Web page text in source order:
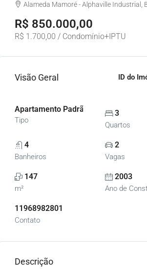
Alameda Mamoré - Alphaville Industrial,
R$ 850.000,00
R$ 1.700,00 / Condomínio+IPTU
Visão Geral ID do
Apartamento Padrão, Apartamentos
Tipo
3
Quartos
4
Banheiros
2
Vagas
147
m²
2003
Ano de
11968982801
Contato
Descrição